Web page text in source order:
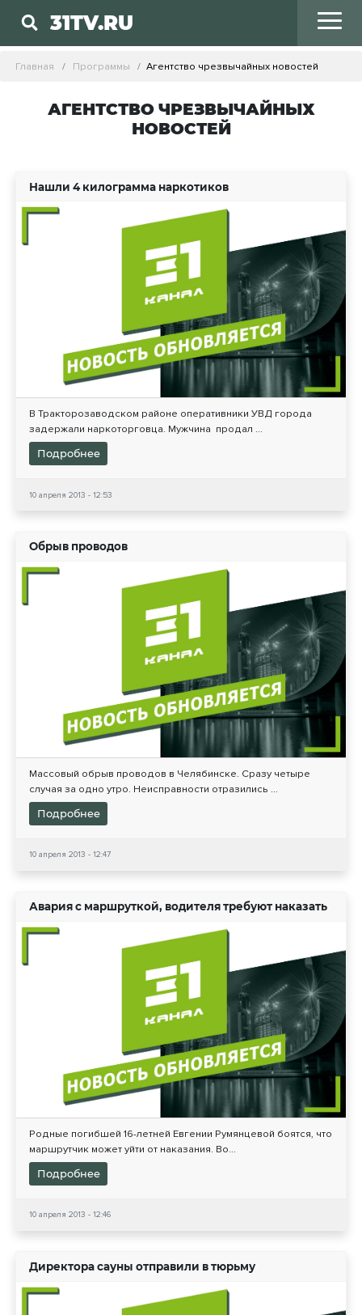
31TV.RU
Главная Программы Агентство чрезвычайных новостей
АГЕНТСТВО ЧРЕЗВЫЧАЙНЫХ
НОВОСТЕЙ
Нашли 4 килограмма наркотиков
В Тракторозаводском районе оперативники УВД города
задержали наркоторговца. Мужчина продал ...
Подробнее
10 апреля 2013 - 12:53
Обрыв проводов
Массовый обрыв проводов в Челябинске. Сразу четыре
случая за одно утро. Неисправности отразились ...
Подробнее
10 апреля 2013 - 12:47
Авария с маршруткой, водителя требуют наказать
Родные погибшей 16-летней Евгении Румянцевой боятся, что
маршрутчик может уйти от наказания. Во...
Подробнее
10 апреля 2013 - 12:46
Директора сауны отправили в тюрьму